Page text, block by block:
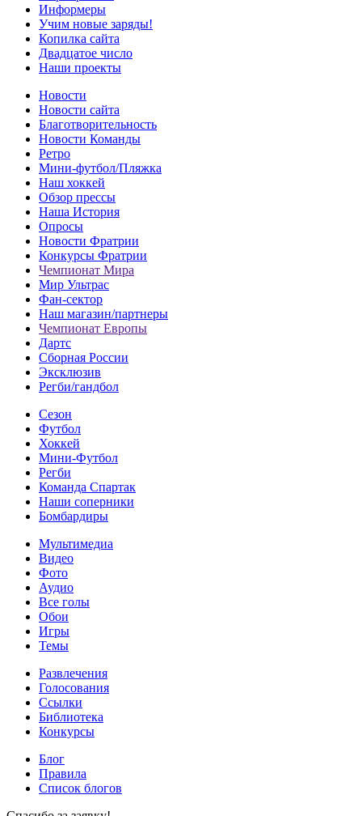
Информеры
Учим новые заряды!
Копилка сайта
Двадцатое число
Наши проекты
Новости
Новости сайта
Благотворительность
Новости Команды
Ретро
Мини-футбол/Пляжка
Наш хоккей
Обзор прессы
Наша История
Опросы
Новости Фратрии
Конкурсы Фратрии
Чемпионат Мира
Мир Ультрас
Фан-cектор
Наш магазин/партнеры
Чемпионат Европы
Дартс
Сборная России
Эксклюзив
Регби/гандбол
Сезон
Футбол
Хоккей
Мини-Футбол
Регби
Команда Спартак
Наши соперники
Бомбардиры
Мультимедиа
Видео
Фото
Аудио
Все голы
Обои
Игры
Темы
Развлечения
Голосования
Ссылки
Библиотека
Конкурсы
Блог
Правила
Список блогов